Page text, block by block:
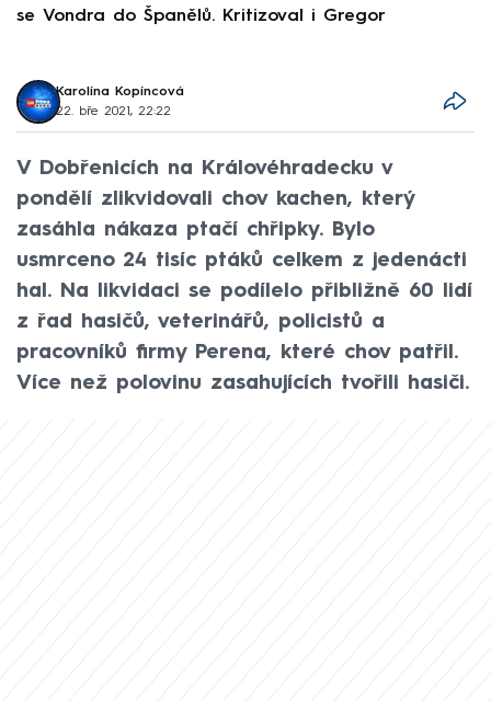
se Vondra do Španělů. Kritizoval i Gregor
Karolína Kopíncová
22. bře 2021, 22:22
V Dobřenicích na Královéhradecku v
pondělí zlikvidovali chov kachen, který
zasáhla nákaza ptačí chřipky. Bylo
usmrceno 24 tisíc ptáků celkem z jedenácti
hal. Na likvidaci se podílelo přibližně 60 lidí
z řad hasičů, veterinářů, policistů a
pracovníků firmy Perena, které chov patřil.
Více než polovinu zasahujících tvořili hasiči.